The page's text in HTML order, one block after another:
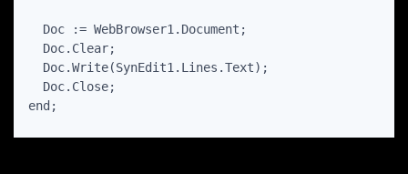
  Doc := WebBrowser1.Document;
  Doc.Clear;
  Doc.Write(SynEdit1.Lines.Text);
  Doc.Close;
end;